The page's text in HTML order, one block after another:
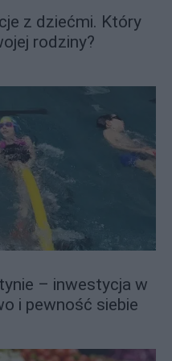
z dziećmi. Który
rodziny?
– inwestycja w
i pewność siebie